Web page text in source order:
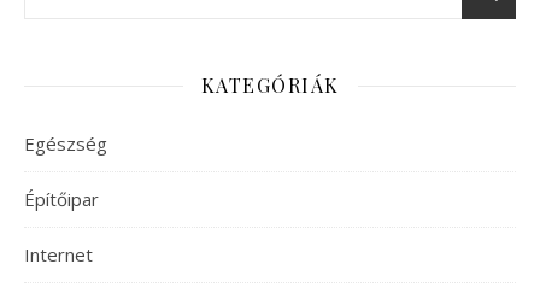
KATEGÓRIÁK
Egészség
Építőipar
Internet